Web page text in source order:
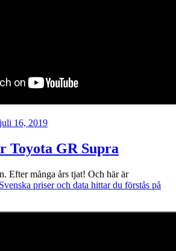
juli 16, 2019
Toyota GR Supra
Efter många års tjat! Och här är
Svenska priser och data hittar du förstås på